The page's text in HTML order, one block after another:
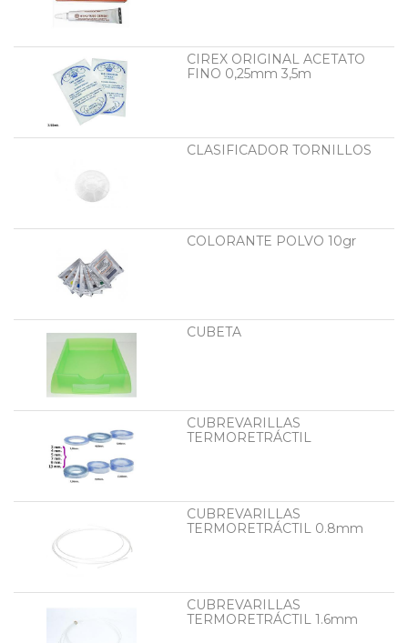
CIREX ORIGINAL ACETATO
FINO 0,25mm 3,5m
CLASIFICADOR TORNILLOS
COLORANTE POLVO 10gr
CUBETA
CUBREVARILLAS
TERMORETRÁCTIL
CUBREVARILLAS
TERMORETRÁCTIL 0.8mm
CUBREVARILLAS
TERMORETRÁCTIL 1.6mm